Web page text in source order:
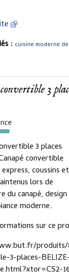
: cuisine moderne
convertible 3
3 places
convertible
coussins et
lors de
du canapé, design
moderne.
sur ce
produits/
3-places-